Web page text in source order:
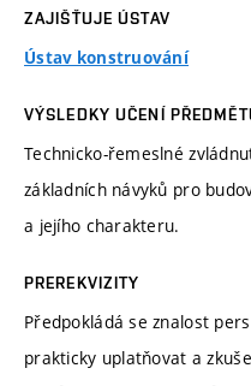
ZAJIŠŤUJE ÚSTAV
Ústav konstruování
VÝSLEDKY UČENÍ
Technicko-řemeslné
základních návyků pro
a jejího charakteru.
PREREKVIZITY
Předpokládá se znalost
prakticky uplatňovat a